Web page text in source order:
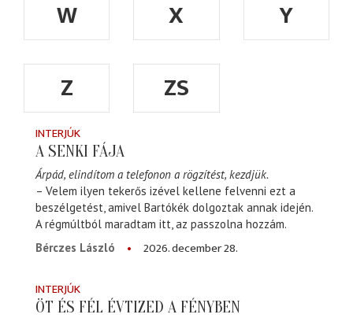
W X
Y
Z
ZS
INTERJÚK
A SENKI FÁJA
Árpád, elindítom a telefonon a rögzítést, kezdjük.
– Velem ilyen tekerős izével kellene felvenni ezt a
beszélgetést, amivel Bartókék dolgoztak annak idején.
A régmúltból maradtam itt, az passzolna hozzám.
Bérczes László
2026. december 28.
INTERJÚK
ÖT ÉS FÉL ÉVTIZED A FÉNYBEN